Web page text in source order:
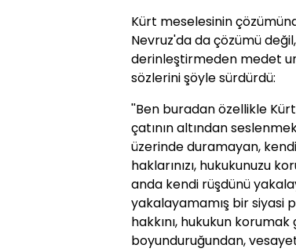
Kürt meselesinin
Nevruz'da da çözümü
derinleştirmeden medet
sözlerini şöyle sürdürdü:
''Ben buradan özellikle
çatının altından
üzerinde duramayan,
haklarınızı, hukukunuzu
anda kendi rüşdünü
yakalayamamış bir siyasi
hakkını, hukukun
boyunduruğundan,